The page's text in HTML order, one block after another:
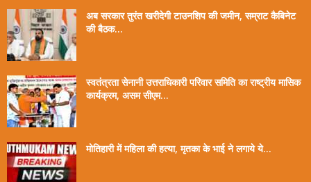
अब सरकार तुरंत खरीदेगी टाउनशिप की जमीन, सम्राट कैबिनेट
की बैठक...
स्वतंत्रता सेनानी उत्तराधिकारी परिवार समिति का राष्ट्रीय मासिक
कार्यक्रम, असम सीएम...
मोतिहारी में महिला की हत्या, मृतका के भाई ने लगाये ये...